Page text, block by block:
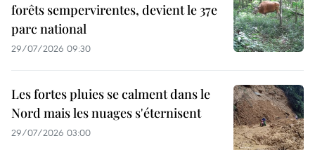
forêts sempervirentes, devient le 37e
parc national
29/07/2026 09:30
Les fortes pluies se calment dans le
Nord mais les nuages s'éternisent
29/07/2026 03:00